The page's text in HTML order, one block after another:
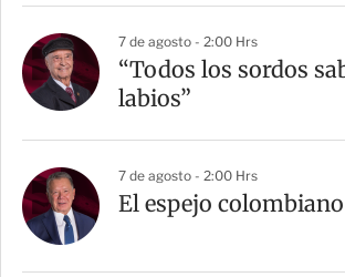
7 de agosto - 2:00 Hrs
“Todos los sordos
labios”
7 de agosto - 2:00 Hrs
El espejo colombiano